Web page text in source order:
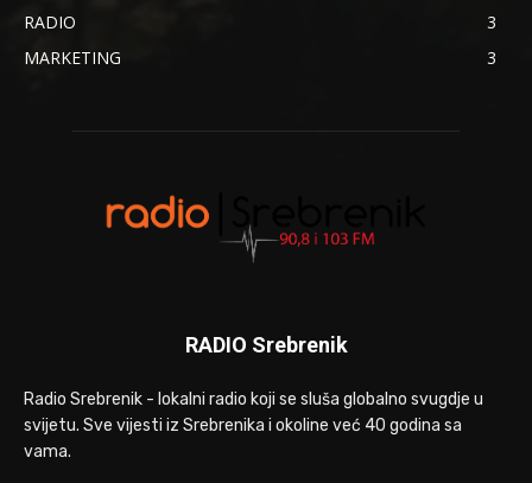
RADIO
3
MARKETING
3
RADIO Srebrenik
Radio Srebrenik - lokalni radio koji se sluša globalno svugdje u
svijetu. Sve vijesti iz Srebrenika i okoline već 40 godina sa
vama.